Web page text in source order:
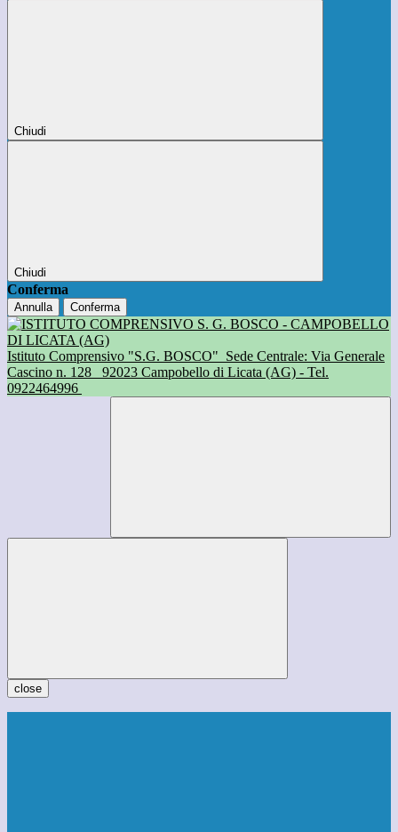
Chiudi
Chiudi
Conferma
Annulla Conferma
Istituto Comprensivo "S.G. BOSCO" Sede Centrale: Via Generale
Cascino n. 128
92023 Campobello di Licata (AG) - Tel.
0922464996
close